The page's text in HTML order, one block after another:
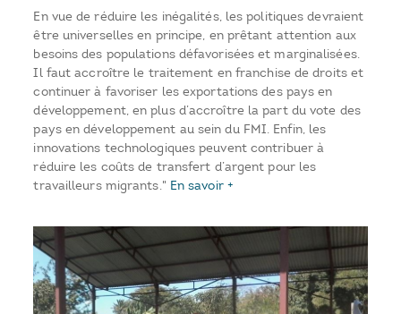
En vue de réduire les inégalités, les politiques devraient
être universelles en principe, en prêtant attention aux
besoins des populations défavorisées et marginalisées.
Il faut accroître le traitement en franchise de droits et
continuer à favoriser les exportations des pays en
développement, en plus d’accroître la part du vote des
pays en développement au sein du FMI. Enfin, les
innovations technologiques peuvent contribuer à
réduire les coûts de transfert d’argent pour les
travailleurs migrants." En savoir +